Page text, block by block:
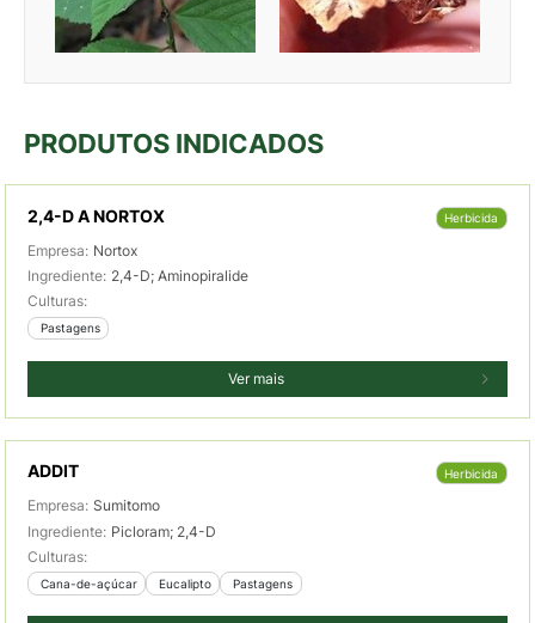
PRODUTOS INDICADOS
2,4-D A NORTOX Herbicida
Empresa: Nortox
Ingrediente: 2,4-D; Aminopiralide
Culturas:
Pastagens
Ver mais
ADDIT Herbicida
Empresa: Sumitomo
Ingrediente: Picloram; 2,4-D
Culturas:
Cana-de-açúcar Eucalipto Pastagens